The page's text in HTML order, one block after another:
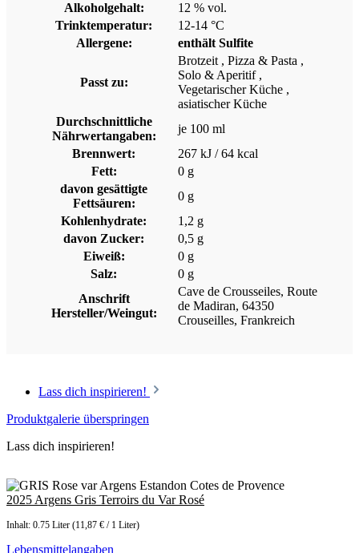
Alkoholgehalt:
12 % vol.
Trinktemperatur:
12-14 °C
Allergene:
enthält Sulfite
Passt zu:
Brotzeit , Pizza & Pasta ,
Solo & Aperitif ,
Vegetarischer Küche ,
asiatischer Küche
Durchschnittliche
Nährwertangaben:
je 100 ml
Brennwert:
267 kJ / 64 kcal
Fett:
0 g
davon gesättigte
Fettsäuren:
0 g
Kohlenhydrate:
1,2 g
davon Zucker:
0,5 g
Eiweiß:
0 g
Salz:
0 g
Anschrift
Hersteller/Weingut:
Cave de Crousseiles, Route
de Madiran, 64350
Crouseilles, Frankreich
Lass dich inspirieren!
Produktgalerie überspringen
Lass dich inspirieren!
2025 Argens Gris Terroirs du Var Rosé
Inhalt: 0.75 Liter (11,87 € / 1 Liter)
Lebensmittelangaben